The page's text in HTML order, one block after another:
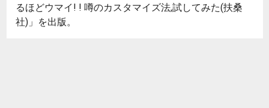
るほどウマイ! ! 噂のカスタマイズ法,試してみた(扶桑
社)」を出版。